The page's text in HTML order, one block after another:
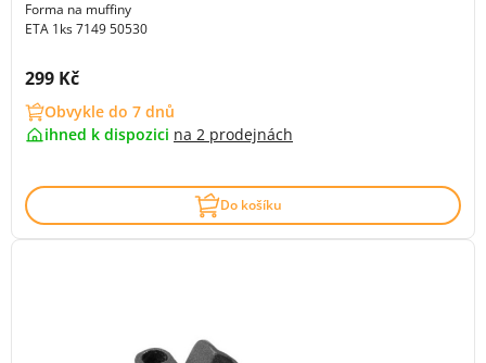
Forma na muffiny
ETA 1ks 7149 50530
Cena s DPH:
299 Kč
Obvykle do 7 dnů
ihned k dispozici na 2 prodejnách
Do košíku